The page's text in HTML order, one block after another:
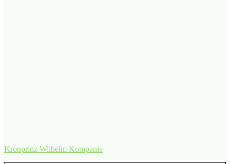
Kronprinz Wilhelm Kompanie